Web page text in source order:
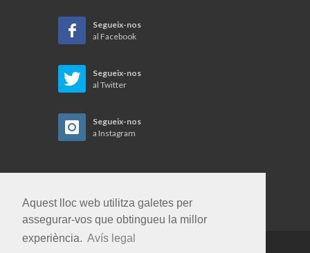
Aquest lloc web utilitza galetes per
assegurar-vos que obtingueu la millor
experiència. Avís legal
Segueix-nos
al Facebook
Segueix-nos
al Twitter
Segueix-nos
a Instagram